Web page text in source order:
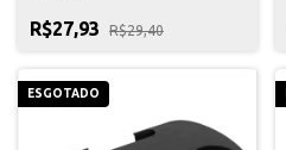
R$27,93 R$29,40
ESGOTADO